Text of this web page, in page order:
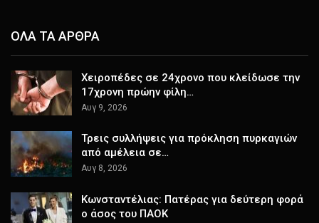
ΟΛΑ ΤΑ ΑΡΘΡΑ
Χειροπέδες σε 24χρονο που κλείδωσε την
17χρονη πρώην φίλη…
Αυγ 9, 2026
Τρεις συλλήψεις για πρόκληση πυρκαγιών
από αμέλεια σε…
Αυγ 8, 2026
Κωνσταντέλιας: Πατέρας για δεύτερη φορά
ο άσος του ΠΑΟΚ